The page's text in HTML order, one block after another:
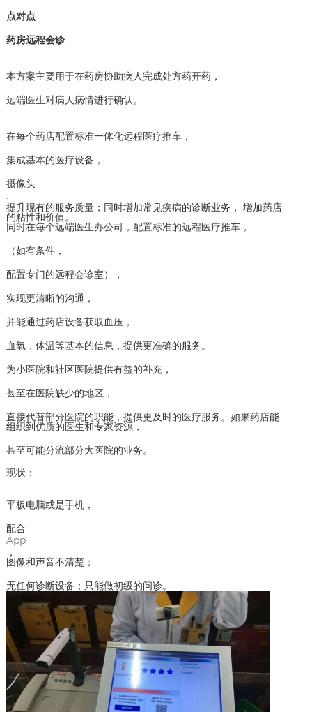
点对点
药房远程会诊
本方案主要用于在药房协助病人完成处方药开药，
远端医生对病人病情进行确认。
在每个药店配置标准一体化远程医疗推车，
集成基本的医疗设备，
摄像头
.
提升现有的服务质量；同时增加常见疾病的诊断业务， 增加药店
的粘性和价值。
同时在每个远端医生办公司，配置标准的远程医疗推车，
（如有条件，
配置专门的远程会诊室），
实现更清晰的沟通，
并能通过药店设备获取血压，
血氧，体温等基本的信息，提供更准确的服务。
为小医院和社区医院提供有益的补充，
甚至在医院缺少的地区，
直接代替部分医院的职能，提供更及时的医疗服务。如果药店能
组织到优质的医生和专家资源，
甚至可能分流部分大医院的业务。
现状：
平板电脑或是手机，
配合
App
，
图像和声音不清楚；
无任何诊断设备；只能做初级的问诊。